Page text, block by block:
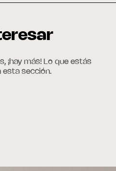
¡hay más! Lo que estás
esta sección.